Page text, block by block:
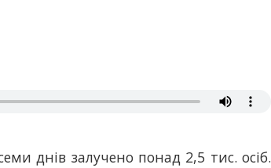
днів залучено понад 2,5 тис. осіб.